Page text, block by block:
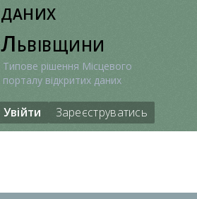
даних
Львівщини
Типове рішення Місцевого
порталу відкритих даних
Увійти Зареєструватись